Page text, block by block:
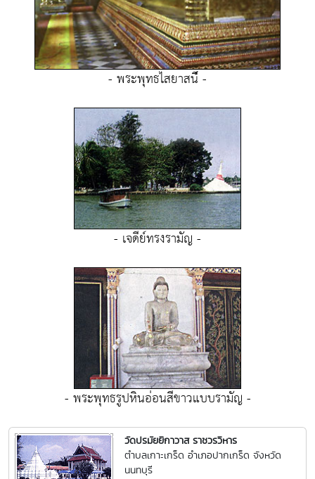
- พระพุทธไสยาสน์ี -
- เจดีย์ทรงรามัญ -
- พระพุทธรูปหินอ่อนสีขาวแบบรามัญ -
วัดปรมัยยิกาวาส ราชวรวิหาร
ตำบลเกาะเกร็ด อำเภอปากเกร็ด จังหวัด
นนทบุรี